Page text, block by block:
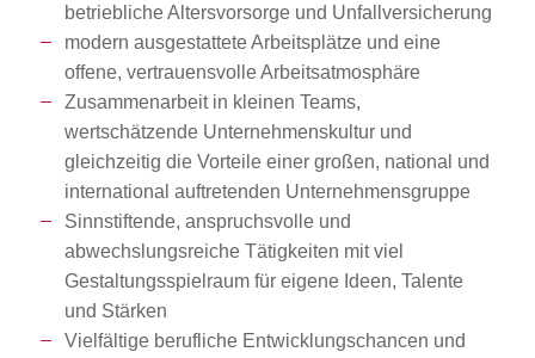
betriebliche Altersvorsorge und Unfallversicherung
modern ausgestattete Arbeitsplätze und eine
offene, vertrauensvolle Arbeitsatmosphäre
Zusammenarbeit in kleinen Teams,
wertschätzende Unternehmenskultur und
gleichzeitig die Vorteile einer großen, national und
international auftretenden Unternehmensgruppe
Sinnstiftende, anspruchsvolle und
abwechslungsreiche Tätigkeiten mit viel
Gestaltungsspielraum für eigene Ideen, Talente
und Stärken
Vielfältige berufliche Entwicklungschancen und